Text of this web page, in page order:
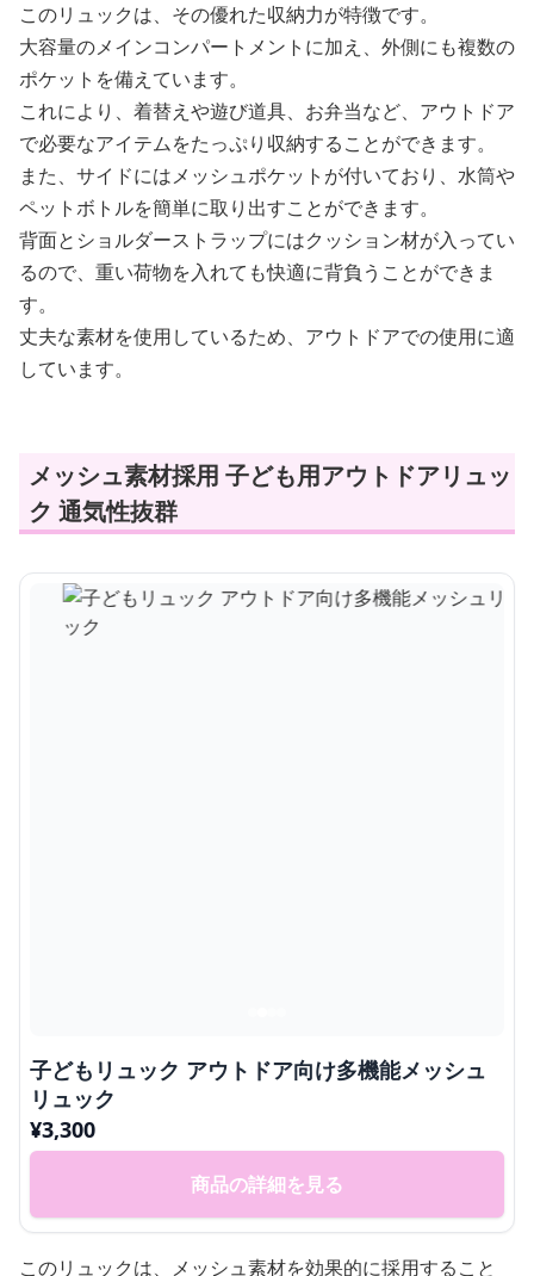
このリュックは、その優れた収納力が特徴です。
大容量のメインコンパートメントに加え、外側にも複数の
ポケットを備えています。
これにより、着替えや遊び道具、お弁当など、アウトドア
で必要なアイテムをたっぷり収納することができます。
また、サイドにはメッシュポケットが付いており、水筒や
ペットボトルを簡単に取り出すことができます。
背面とショルダーストラップにはクッション材が入ってい
るので、重い荷物を入れても快適に背負うことができま
す。
丈夫な素材を使用しているため、アウトドアでの使用に適
しています。
メッシュ素材採用 子ども用アウトドアリュッ
ク 通気性抜群
子どもリュック アウトドア向け多機能メッシュ
リュック
¥3,300
商品の詳細を見る
このリュックは、メッシュ素材を効果的に採用すること